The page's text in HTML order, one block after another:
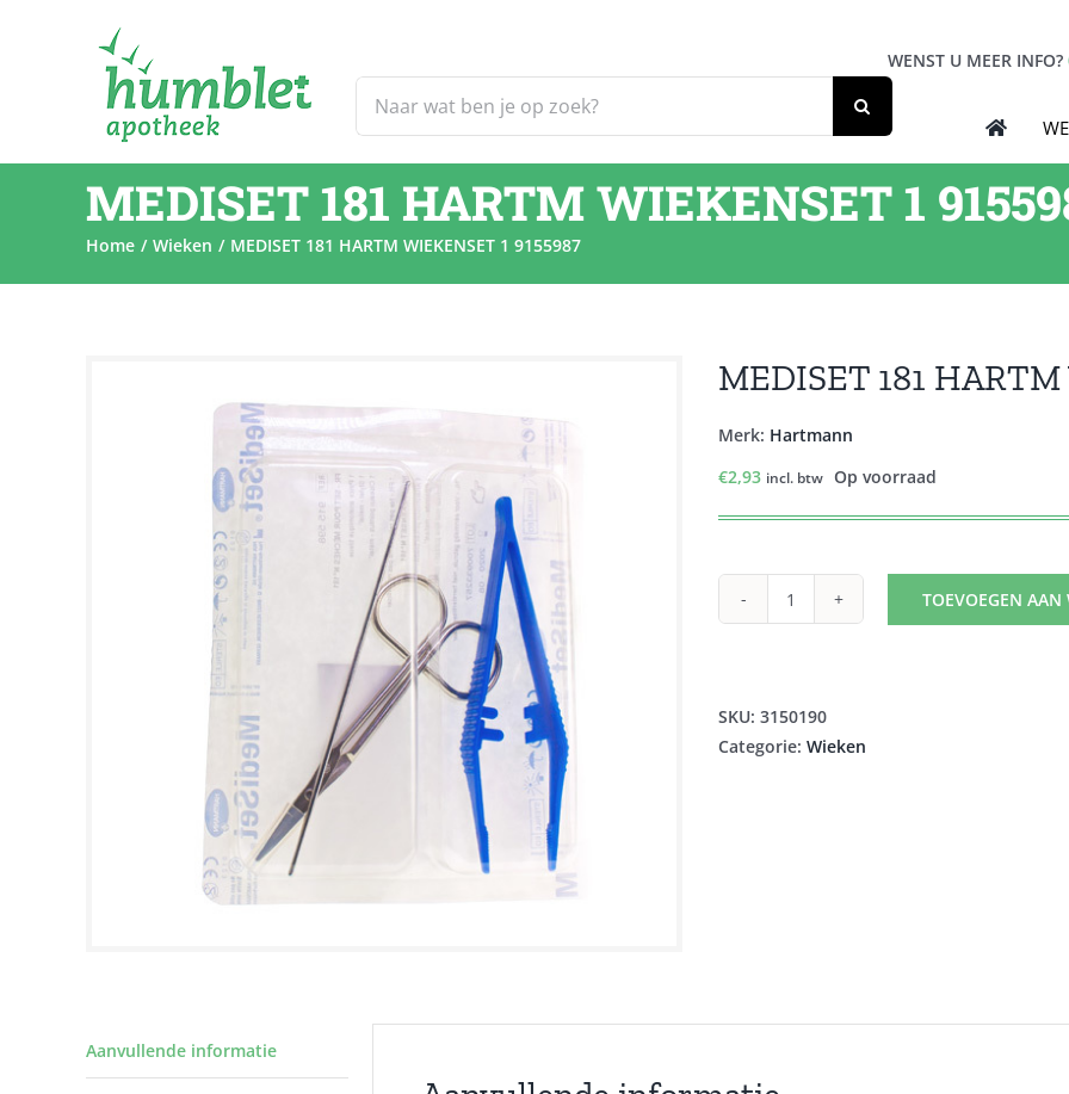
naar:
WENST U MEER INFO?
MEDISET 181 HARTM WIEKENSET 1
Home Wieken MEDISET 181 HARTM WIEKENSET 1 9155987
MEDISET 181
Merk: Hartmann
€2,93 incl. btw Op voorraad
MEDISET
TOEVOEGEN AAN
SKU: 3150190
Categorie: Wieken
Aanvullende informatie